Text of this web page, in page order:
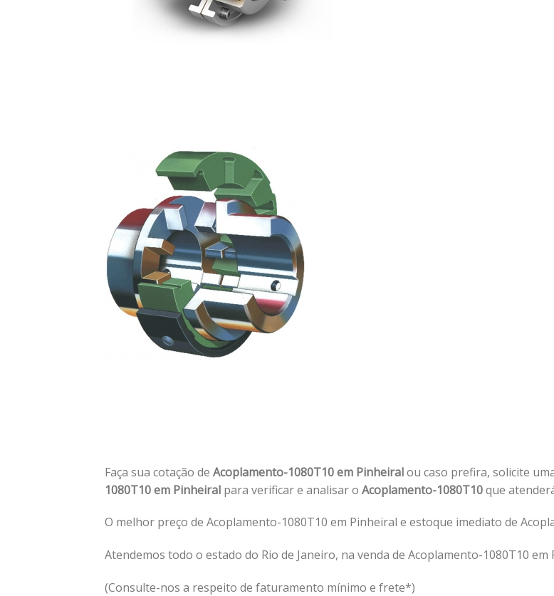
Faça sua cotação de Acoplamento-1080T10 em Pinheiralou caso prefira, solicite
1080T10 em Pinheiral para verificar e analisar o Acoplamento-1080T10que
O melhor preço de Acoplamento-1080T10 em Pinheiral e estoque imediato de
Atendemos todo o estado do Rio de Janeiro, na venda de Acoplamento-1080T10 em
(Consulte-nos a respeito de faturamento mínimo e frete*)